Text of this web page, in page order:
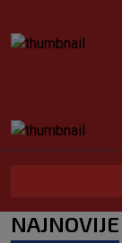
NAJNOVIJE